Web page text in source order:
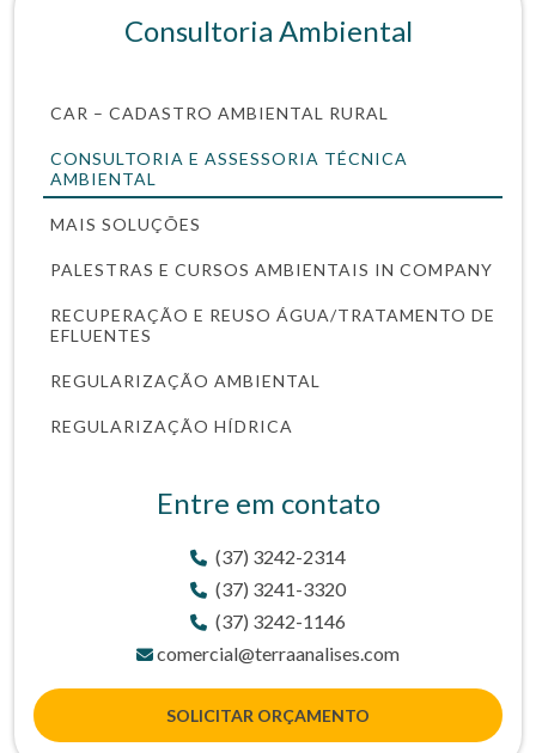
Consultoria Ambiental
CAR – CADASTRO AMBIENTAL RURAL
CONSULTORIA E ASSESSORIA TÉCNICA
AMBIENTAL
MAIS SOLUÇÕES
PALESTRAS E CURSOS AMBIENTAIS IN COMPANY
RECUPERAÇÃO E REUSO ÁGUA/TRATAMENTO DE
EFLUENTES
REGULARIZAÇÃO AMBIENTAL
REGULARIZAÇÃO HÍDRICA
Entre em contato
(37) 3242-2314
(37) 3241-3320
(37) 3242-1146
comercial@terraanalises.com
SOLICITAR ORÇAMENTO